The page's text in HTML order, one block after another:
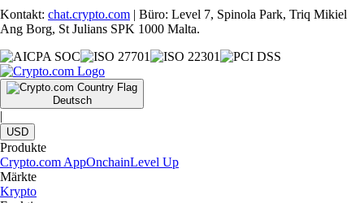
Kontakt: chat.crypto.com | Büro: Level 7, Spinola Park, Triq Mikiel
Ang Borg, St Julians SPK 1000 Malta.
Deutsch
|
USD
Produkte
Crypto.com AppOnchainLevel Up
Märkte
Krypto